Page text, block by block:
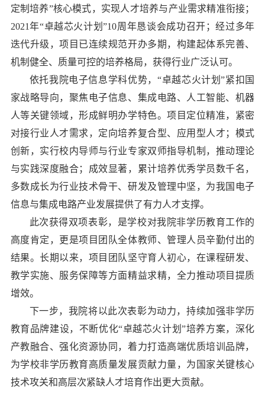
定制培养”核心模式，实现人才培养与产业需求精准衔接；
2021年“卓越芯火计划”10周年恳谈会成功召开；经过多年
迭代升级，项目已连续规范开办多期，构建起体系完善、
机制健全、质量可控的培养格局，获得行业广泛认可。
依托我院电子信息学科优势，“卓越芯火计划”紧扣国
家战略导向，聚焦电子信息、集成电路、人工智能、机器
人等关键领域，形成鲜明办学特色。项目定位精准，紧密
对接行业人才需求，定向培养复合型、应用型人才；模式
创新，实行校内导师与行业专家双师指导机制，推动理论
与实践深度融合；成效显著，累计培养优秀学员数千名，
多数成长为行业技术骨干、研发及管理中坚，为我国电子
信息与集成电路产业发展提供了有力人才支撑。
此次获得双项表彰，是学校对我院非学历教育工作的
高度肯定，更是项目团队全体教师、管理人员辛勤付出的
结果。长期以来，项目团队坚守育人初心，在课程研发、
教学实施、服务保障等方面精益求精，全力推动项目提质
增效。
下一步，我院将以此次表彰为动力，持续加强非学历
教育品牌建设，不断优化“卓越芯火计划”培养方案，深化
产教融合、强化资源协同，着力打造高端优质培训品牌，
为学校非学历教育高质量发展贡献力量，为国家关键核心
技术攻关和高层次紧缺人才培育作出更大贡献。